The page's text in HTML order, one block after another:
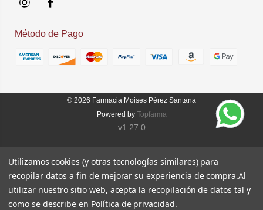
InstagramFacebook
Método de Pago
© 2026 Farmacia Moises Pérez Santana
Powered by Topfarma
v1.27.0
Utilizamos cookies (y otras tecnologías similares) para
recopilar datos a fin de mejorar su experiencia de compra.Al
utilizar nuestro sitio web, acepta la recopilación de datos tal y
como se describe en Política de privacidad.